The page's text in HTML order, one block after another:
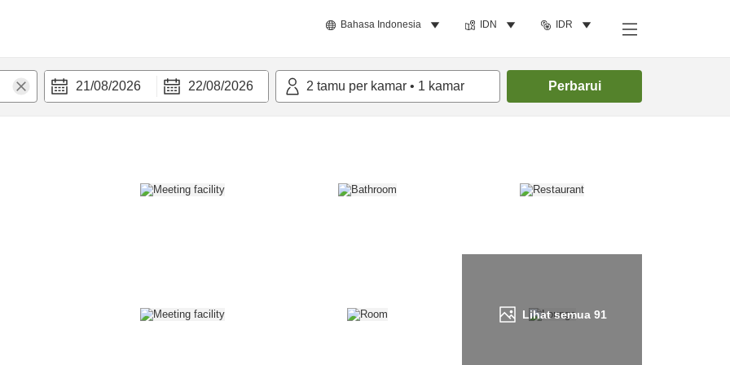
Bahasa Indonesia IDN IDR
21/08/2026 22/08/2026 2 tamu per kamar • 1 kamar Perbarui
Lihat semua 91
Cari kamar